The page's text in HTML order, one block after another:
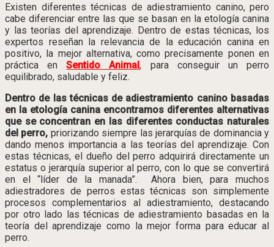
Existen diferentes técnicas de adiestramiento canino, pero
cabe diferenciar entre las que se basan en la etología canina
y las teorías del aprendizaje. Dentro de estas técnicas, los
expertos reseñan la relevancia de la educación canina en
positivo, la mejor alternativa, como precisamente ponen en
práctica enSentido Animal, para conseguir un perro
equilibrado, saludable y feliz.
Dentro de las técnicas de adiestramiento canino basadas
en la etología canina encontramos diferentes alternativas
que se concentran en las diferentes conductas naturales
del perro, priorizando siempre las jerarquías de dominancia y
dando menos importancia a las teorías del aprendizaje. Con
estas técnicas, el dueño del perro adquirirá directamente un
estatus o jerarquía superior al perro, con lo que se convertirá
en el “líder de la manada”. Ahora bien, para muchos
adiestradores de perros estas técnicas son simplemente
procesos complementarios al adiestramiento, destacando
por otro lado las técnicas de adiestramiento basadas en la
teoría del aprendizaje como la mejor forma para educar al
perro.